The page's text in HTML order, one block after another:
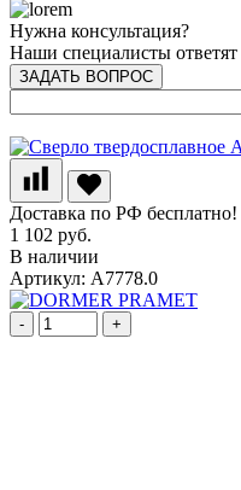
Нужна консультация?
Наши специалисты
ЗАДАТЬ ВОПРОС
Доставка по РФ бесплатно!
1 102 руб.
В наличии
Артикул: A7778.0
- +